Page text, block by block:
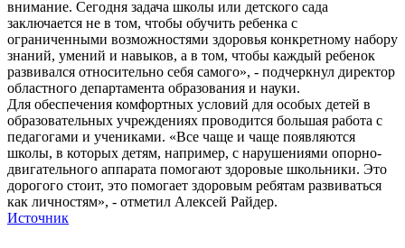
внимание. Сегодня задача школы или детского сада
заключается не в том, чтобы обучить ребенка с
ограниченными возможностями здоровья конкретному набору
знаний, умений и навыков, а в том, чтобы каждый ребенок
развивался относительно себя самого», - подчеркнул директор
областного департамента образования и науки.
Для обеспечения комфортных условий для особых детей в
образовательных учреждениях проводится большая работа с
педагогами и учениками. «Все чаще и чаще появляются
школы, в которых детям, например, с нарушениями опорно-
двигательного аппарата помогают здоровые школьники. Это
дорогого стоит, это помогает здоровым ребятам развиваться
как личностям», - отметил Алексей Райдер.
Источник